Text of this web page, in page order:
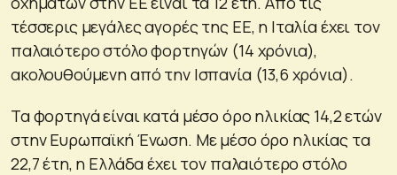
τέσσερις μεγάλες αγορές της ΕΕ, η Ιταλία έχει τον
παλαιότερο στόλο φορτηγών (14 χρόνια),
ακολουθούμενη από την Ισπανία (13,6 χρόνια).
Τα φορτηγά είναι κατά μέσο όρο ηλικίας 14,2 ετών
στην Ευρωπαϊκή Ένωση. Με μέσο όρο ηλικίας τα
22,7 έτη, η Ελλάδα έχει τον παλαιότερο στόλο